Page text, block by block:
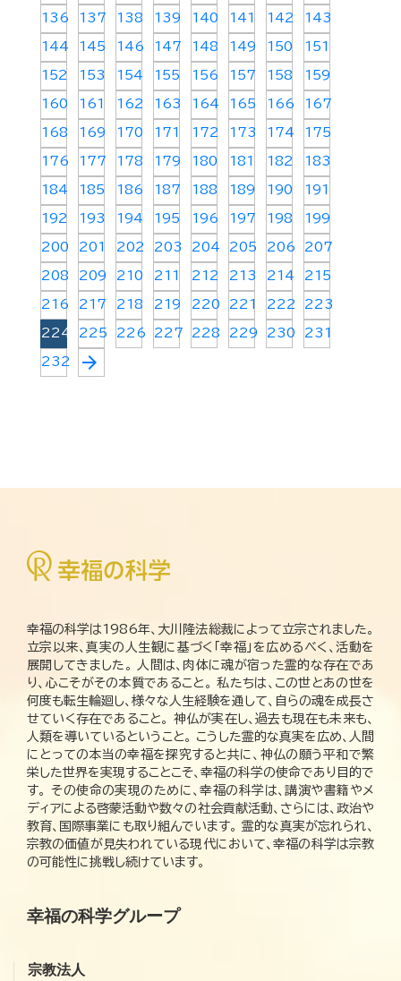
136 137 138 139 140 141 142 143
144 145 146 147 148 149 150 151
152 153 154 155 156 157 158 159
160 161 162 163 164 165 166 167
168 169 170 171 172 173 174 175
176 177 178 179 180 181 182 183
184 185 186 187 188 189 190 191
192 193 194 195 196 197 198 199
200 201 202 203 204 205 206 207
208 209 210 211 212 213 214 215
216 217 218 219 220 221 222 223
224 225 226 227 228 229 230 231
232 arrow_forward
幸福の科学は1986年、大川隆法総裁によって立宗されました。
立宗以来、真実の人生観に基づく「幸福」を広めるべく、活動を
展開してきました。 人間は、肉体に魂が宿った霊的な存在であ
り、心こそがその本質であること。 私たちは、この世とあの世を
何度も転生輪廻し、様々な人生経験を通して、自らの魂を成長さ
せていく存在であること。 神仏が実在し、過去も現在も未来も、
人類を導いているということ。 こうした霊的な真実を広め、人間
にとっての本当の幸福を探究すると共に、神仏の願う平和で繁
栄した世界を実現することこそ、幸福の科学の使命であり目的で
す。 その使命の実現のために、幸福の科学は、講演や書籍やメ
ディアによる啓蒙活動や数々の社会貢献活動、さらには、政治や
教育、国際事業にも取り組んでいます。 霊的な真実が忘れられ、
宗教の価値が見失われている現代において、幸福の科学は宗教
の可能性に挑戦し続けています。
幸福の科学グループ
宗教法人